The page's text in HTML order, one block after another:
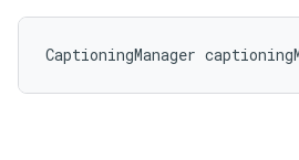
CaptioningManager